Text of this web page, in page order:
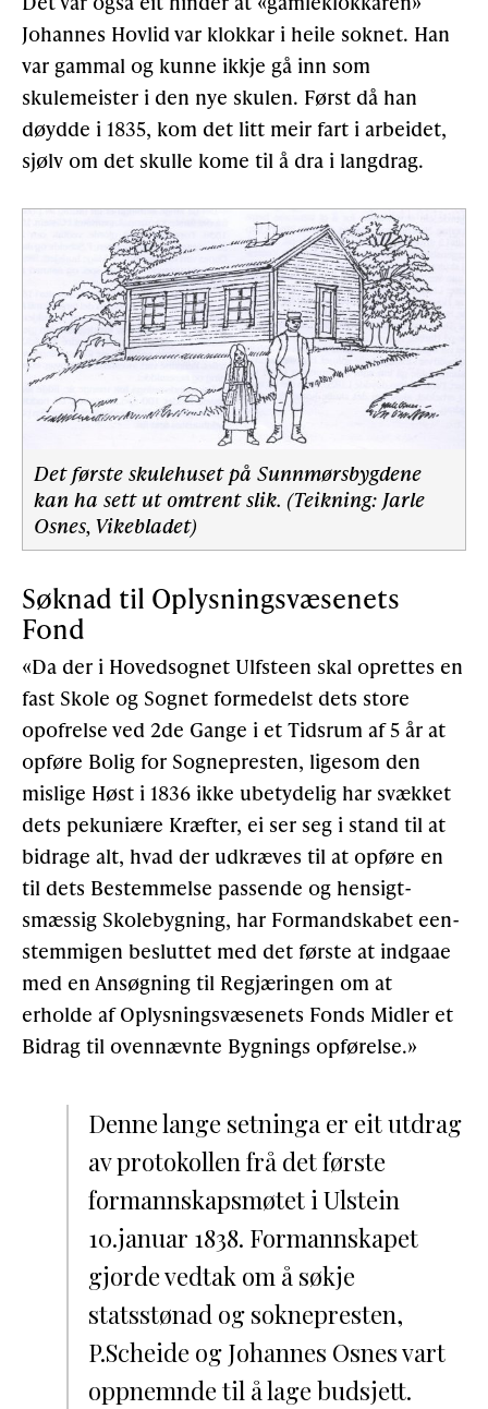
Johan­nes Hovlid var klokkar i heile soknet. Han
var gammal og kunne ikkje gå inn som
skulemeister i den nye skulen. Først då han
døydde i 1835, kom det litt meir fart i arbeidet,
sjølv om det skulle kome til å dra i langdrag.
Det første skulehuset på Sunnmørsbygdene
kan ha sett ut omtrent slik. (Teikning: Jarle
Osnes, Vikebladet)
Søknad til Oplysningsvæsenets
Fond
«Da der i Hovedsognet Ulfsteen skal oprettes en
fast Skole og Sognet formedelst dets store
opofrelse ved 2de Gange i et Tidsrum af 5 år at
opføre Bolig for Sognepresten, ligesom den
mislige Høst i 1836 ikke ubetydelig har svækket
dets pekuniære Kræfter, ei ser seg i stand til at
bidrage alt, hvad der udkræves til at opføre en
til dets Bestemmelse passende og hensigt­
smæssig Skolebygning, har Formandskabet een­
stemmigen besluttet med det første at indgaae
med en Ansøgning til Regjæringen om at
erholde af Oplys­ningsvæsenets Fonds Midler et
Bidrag til ovennævnte Bygnings opførelse.»
Denne lange setninga er eit utdrag
av protokollen frå det første
formannskapsmøtet i Ulstein
10.januar 1838. Formannskapet
gjorde vedtak om å søkje
statsstønad og soknepresten,
P.Scheide og Johannes Osnes vart
oppnemnde til å lage budsjett.